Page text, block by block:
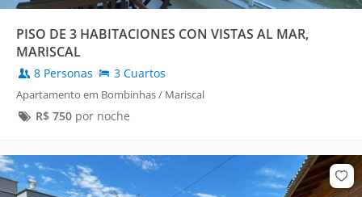
PISO DE 3 HABITACIONES CON VISTAS AL MAR,
MARISCAL
8 Personas 3 Cuartos
Apartamento em Bombinhas / Mariscal
R$ 750por noche